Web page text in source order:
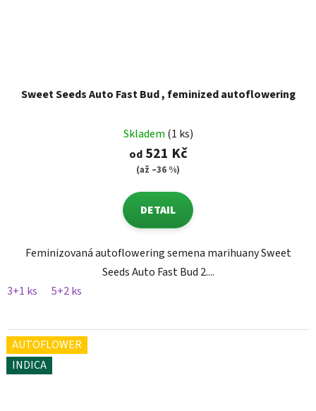
Sweet Seeds Auto Fast Bud , feminized autoflowering
Skladem (1 ks)
od521 Kč
(až –36 %)
DETAIL
Feminizovaná autoflowering semena marihuany Sweet
Seeds Auto Fast Bud 2....
3+1 ks
5+2 ks
AUTOFLOWER
INDICA